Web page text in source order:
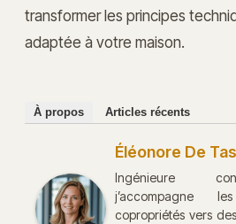
transformer les principes
adaptée à votre maison.
À propos Articles récents
Éléonore De
Ingénieure
j’accompagne
copropriétés vers